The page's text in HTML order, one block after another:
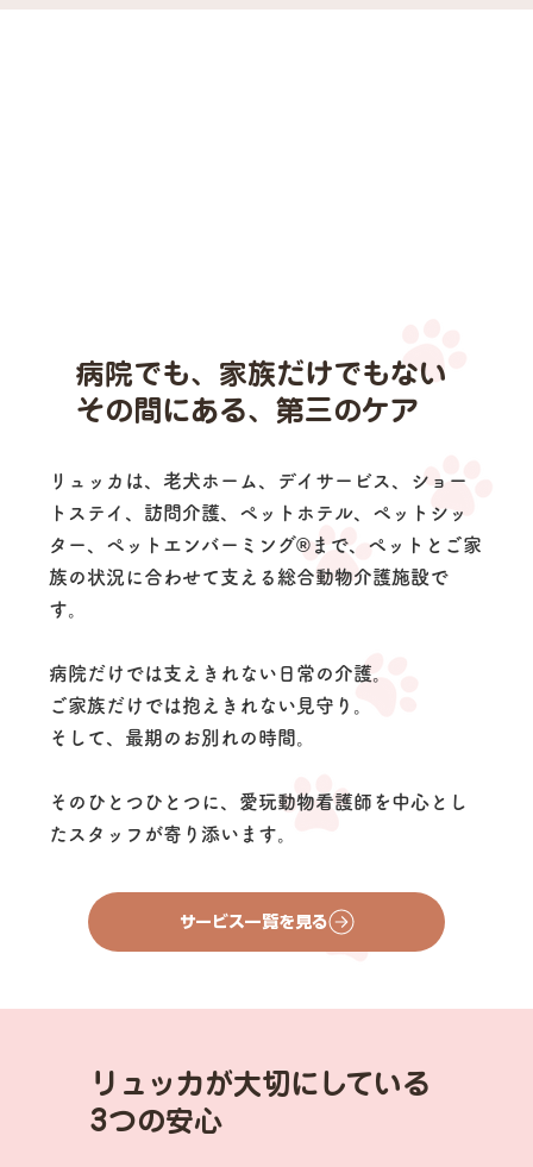
病院でも、家族だけでもない
その間にある、第三のケア
リュッカは、老犬ホーム、デイサービス、ショー
トステイ、訪問介護、ペットホテル、ペットシッ
ター、ペットエンバーミング®まで、ペットとご家
族の状況に合わせて支える総合動物介護施設で
す。
病院だけでは支えきれない日常の介護。
ご家族だけでは抱えきれない見守り。
そして、最期のお別れの時間。
そのひとつひとつに、愛玩動物看護師を中心とし
たスタッフが寄り添います。
サービス一覧を見る
リュッカが大切にしている
3つの安心